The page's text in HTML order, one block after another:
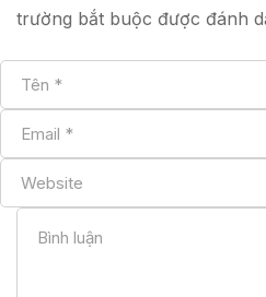
trường bắt buộc được đánh